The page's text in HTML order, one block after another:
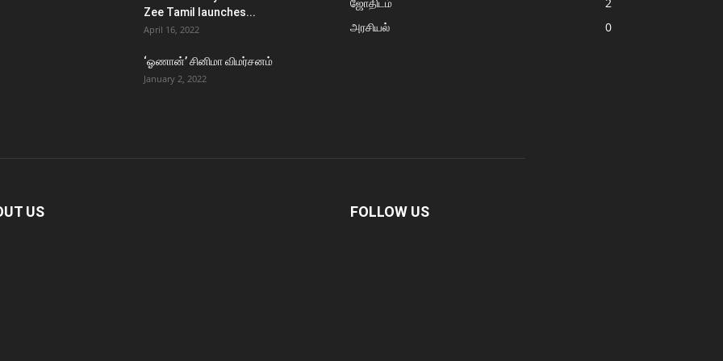
Zee Tamil launches...
April 16, 2022
‘ஓணான்’ சினிமா விமர்சனம்
January 2, 2022
அரசியல்
0
US FOLLOW US